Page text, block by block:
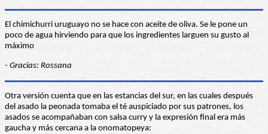
El chimichurri uruguayo no se hace con aceite de oliva. Se le pone un
poco de agua hirviendo para que los ingredientes larguen su gusto al
máximo
- Gracias: Rossana
Otra versión cuenta que en las estancias del sur, en las cuales después
del asado la peonada tomaba el té auspiciado por sus patrones, los
asados se acompañaban con salsa curry y la expresión final era más
gaucha y más cercana a la onomatopeya: